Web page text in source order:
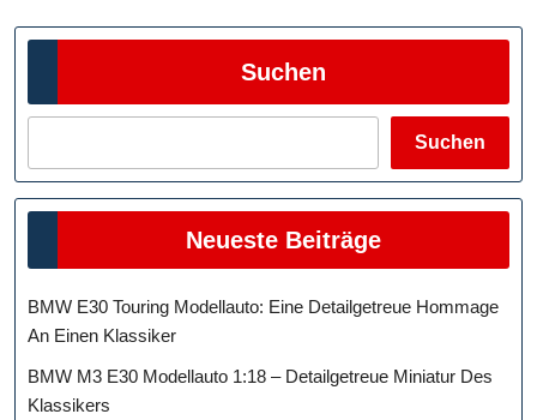
Suchen
Suchen
Neueste Beiträge
BMW E30 Touring Modellauto: Eine Detailgetreue Hommage
An Einen Klassiker
BMW M3 E30 Modellauto 1:18 – Detailgetreue Miniatur Des
Klassikers